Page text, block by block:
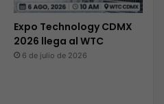
Expo Technology CDMX
2026 llega al WTC
6 de julio de 2026